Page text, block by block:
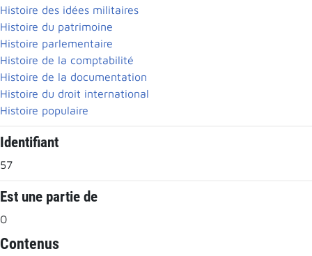
Histoire des idées militaires
Histoire du patrimoine
Histoire parlementaire
Histoire de la comptabilité
Histoire de la documentation
Histoire du droit international
Histoire populaire
Identifiant
57
Est une partie de
0
Contenus